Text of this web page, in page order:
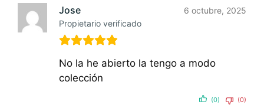
Jose
Propietario verificado
6 octubre, 2025
No la he abierto la tengo a modo
colección
(0) (0)